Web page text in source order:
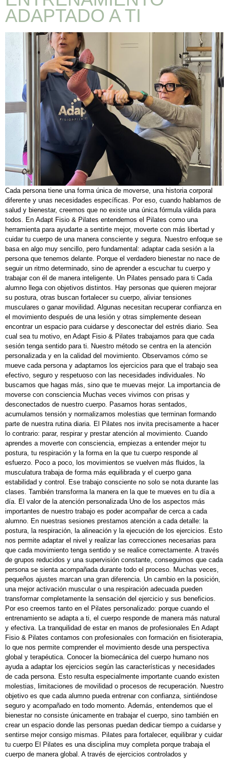
ADAPTADO A TI
Cada persona tiene una forma única de moverse, una historia corporal
diferente y unas necesidades específicas. Por eso, cuando hablamos de
salud y bienestar, creemos que no existe una única fórmula válida para
todos. En Adapt Fisio & Pilates entendemos el Pilates como una
herramienta para ayudarte a sentirte mejor, moverte con más libertad y
cuidar tu cuerpo de una manera consciente y segura. Nuestro enfoque se
basa en algo muy sencillo, pero fundamental: adaptar cada sesión a la
persona que tenemos delante. Porque el verdadero bienestar no nace de
seguir un ritmo determinado, sino de aprender a escuchar tu cuerpo y
trabajar con él de manera inteligente. Un Pilates pensado para ti Cada
alumno llega con objetivos distintos. Hay personas que quieren mejorar
su postura, otras buscan fortalecer su cuerpo, aliviar tensiones
musculares o ganar movilidad. Algunas necesitan recuperar confianza en
el movimiento después de una lesión y otras simplemente desean
encontrar un espacio para cuidarse y desconectar del estrés diario. Sea
cual sea tu motivo, en Adapt Fisio & Pilates trabajamos para que cada
sesión tenga sentido para ti. Nuestro método se centra en la atención
personalizada y en la calidad del movimiento. Observamos cómo se
mueve cada persona y adaptamos los ejercicios para que el trabajo sea
efectivo, seguro y respetuoso con las necesidades individuales. No
buscamos que hagas más, sino que te muevas mejor. La importancia de
moverse con consciencia Muchas veces vivimos con prisas y
desconectados de nuestro cuerpo. Pasamos horas sentados,
acumulamos tensión y normalizamos molestias que terminan formando
parte de nuestra rutina diaria. El Pilates nos invita precisamente a hacer
lo contrario: parar, respirar y prestar atención al movimiento. Cuando
aprendes a moverte con consciencia, empiezas a entender mejor tu
postura, tu respiración y la forma en la que tu cuerpo responde al
esfuerzo. Poco a poco, los movimientos se vuelven más fluidos, la
musculatura trabaja de forma más equilibrada y el cuerpo gana
estabilidad y control. Ese trabajo consciente no solo se nota durante las
clases. También transforma la manera en la que te mueves en tu día a
día. El valor de la atención personalizada Uno de los aspectos más
importantes de nuestro trabajo es poder acompañar de cerca a cada
alumno. En nuestras sesiones prestamos atención a cada detalle: la
postura, la respiración, la alineación y la ejecución de los ejercicios. Esto
nos permite adaptar el nivel y realizar las correcciones necesarias para
que cada movimiento tenga sentido y se realice correctamente. A través
de grupos reducidos y una supervisión constante, conseguimos que cada
persona se sienta acompañada durante todo el proceso. Muchas veces,
pequeños ajustes marcan una gran diferencia. Un cambio en la posición,
una mejor activación muscular o una respiración adecuada pueden
transformar completamente la sensación del ejercicio y sus beneficios.
Por eso creemos tanto en el Pilates personalizado: porque cuando el
entrenamiento se adapta a ti, el cuerpo responde de manera más natural
y efectiva. La tranquilidad de estar en manos de profesionales En Adapt
Fisio & Pilates contamos con profesionales con formación en fisioterapia,
lo que nos permite comprender el movimiento desde una perspectiva
global y terapéutica. Conocer la biomecánica del cuerpo humano nos
ayuda a adaptar los ejercicios según las características y necesidades
de cada persona. Esto resulta especialmente importante cuando existen
molestias, limitaciones de movilidad o procesos de recuperación. Nuestro
objetivo es que cada alumno pueda entrenar con confianza, sintiéndose
seguro y acompañado en todo momento. Además, entendemos que el
bienestar no consiste únicamente en trabajar el cuerpo, sino también en
crear un espacio donde las personas puedan dedicar tiempo a cuidarse y
sentirse mejor consigo mismas. Pilates para fortalecer, equilibrar y cuidar
tu cuerpo El Pilates es una disciplina muy completa porque trabaja el
cuerpo de manera global. A través de ejercicios controlados y